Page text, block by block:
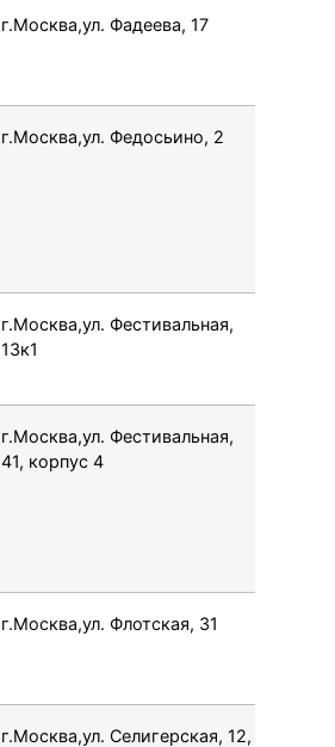
г.Москва,ул. Фадеева, 17
г.Москва,ул. Федосьино, 2
г.Москва,ул. Фестивальная,
13к1
г.Москва,ул. Фестивальная,
41, корпус 4
г.Москва,ул. Флотская, 31
г.Москва,ул. Селигерская, 12,